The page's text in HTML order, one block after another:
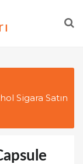
Sigara Satın